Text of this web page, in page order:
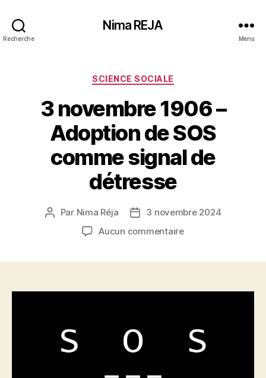
Recherche
Nima REJA
Menu
Catégories
SCIENCE SOCIALE
3 novembre 1906 –
Adoption de SOS
comme signal de
détresse
Auteur
Par Nima Réja
Date3 novembre 2024
Aucun commentairesur
comme
signal